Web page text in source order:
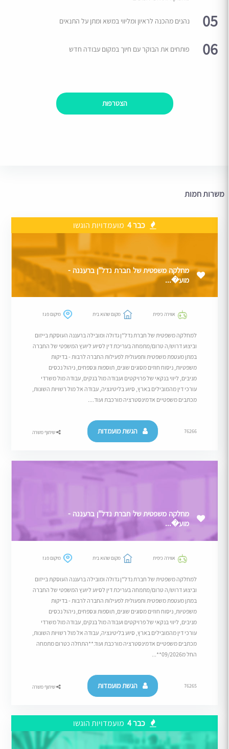
05 נהנים מהכנה לראיון ומליווי במשא ומתן על התנאים
06 פותחים את הבוקר עם חיוך במקום עבודה חדש
הצטרפות
משרות חמות
כבר 4 מועמדויות הוגשו
מחלקה משפטית של חברת נדל"ן ברעננה -
מוע�...
אווירה כיפית מקום שהוא בית מיקום פגז
למחלקה משפטית של חברת נדל"ן גדולה ומובילה ברעננה העוסקת בייזום
וביצוע דרוש/ה טרום/מתמחה בעריכת דין לסיוע ליועץ המשפטי של החברה
במתן מעטפת משפטית ותפעולית לפעילות החברה לרבות - בדיקות
משפטיות, ניסוח חוזים מסוגים שונים, תוספות ונספחים, ניהול נכסים
מניבים, ליווי בנקאי של פרויקטים ועבודה מול בנקים, עבודה מול משרדי
עורכי דין מהמובילים בארץ, סיוע בליטיגציה, עבודה אל מול רשויות השונות,
מכתבים משפטיים אדמינסטרציה מורכבת ועוד....
76266 הגשת מועמדות שיתוף משרה
מחלקה משפטית של חברת נדל"ן ברעננה -
מוע�...
אווירה כיפית מקום שהוא בית מיקום פגז
למחלקה משפטית של חברת נדל"ן גדולה ומובילה ברעננה העוסקת בייזום
וביצוע דרוש/ה טרום/מתמחה בעריכת דין לסיוע ליועץ המשפטי של החברה
במתן מעטפת משפטית ותפעולית לפעילות החברה לרבות - בדיקות
משפטיות, ניסוח חוזים מסוגים שונים, תוספות ונספחים, ניהול נכסים
מניבים, ליווי בנקאי של פרויקטים ועבודה מול בנקים, עבודה מול משרדי
עורכי דין מהמובילים בארץ, סיוע בליטיגציה, עבודה אל מול רשויות השונות,
מכתבים משפטיים אדמינסטרציה מורכבת ועוד.**התחלה כטרום מתמחה
החל מ09/2026**...
76265 הגשת מועמדות שיתוף משרה
כבר 4 מועמדויות הוגשו